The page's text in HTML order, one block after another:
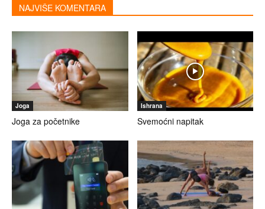
NAJVIŠE KOMENTARA
Joga
Joga za početnike
Ishrana
Svemoćni napitak